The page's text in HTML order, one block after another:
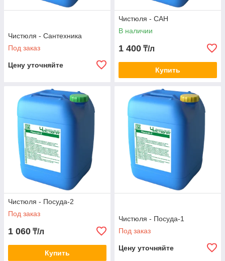
Чистюля - Сантехника
Под заказ
Цену уточняйте
Чистюля - САН
В наличии
1 400 ₸/л
Купить
Чистюля - Посуда-2
Под заказ
1 060 ₸/л
Купить
Чистюля - Посуда-1
Под заказ
Цену уточняйте